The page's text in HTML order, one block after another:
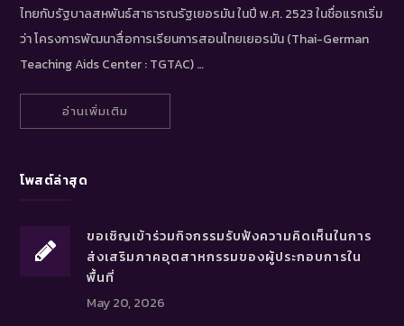
ไทยกับรัฐบาลสหพันธ์สาธารณรัฐเยอรมัน ในปี พ.ศ. 2523 ในชื่อแรกเริ่ม
ว่า โครงการพัฒนาสื่อการเรียนการสอนไทยเยอรมัน (Thai-German
Teaching Aids Center : TGTAC) …
อ่านเพิ่มเติม
โพสต์ล่าสุด
ขอเชิญเข้าร่วมกิจกรรมรับฟังความคิดเห็นในการ
ส่งเสริมภาคอุตสาหกรรมของผู้ประกอบการใน
พื้นที่
May 20, 2026